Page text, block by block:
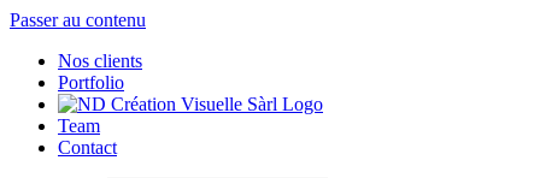
Passer au contenu
Nos clients
Portfolio
Team
Contact